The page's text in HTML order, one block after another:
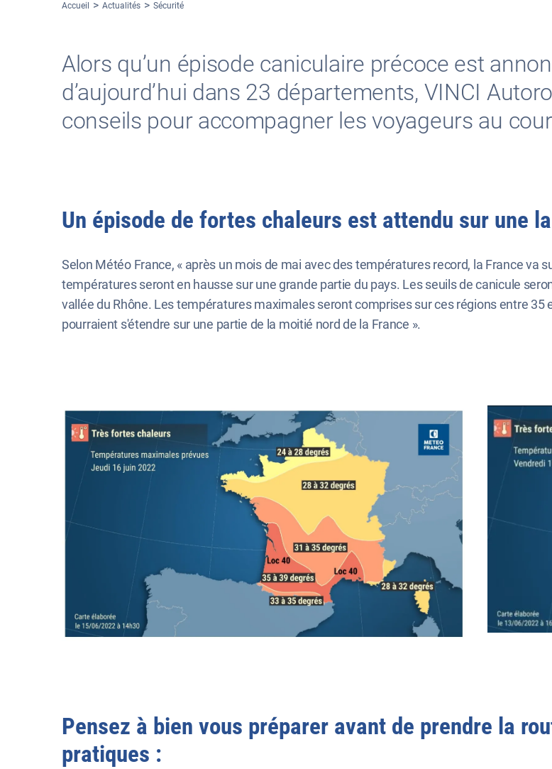
Accueil Actualités Sécurité
Alors qu’un épisode caniculaire précoce est
d’aujourd’hui dans 23 départements, VINCI
conseils pour accompagner les voyageurs au
Un épisode de fortes chaleurs est attendu sur une
Selon Météo France, « après un mois de mai avec des températures record, la France va
températures seront en hausse sur une grande partie du pays. Les seuils de canicule
vallée du Rhône. Les températures maximales seront comprises sur ces régions entre
pourraient s'étendre sur une partie de la moitié nord de la France ».
Pensez à bien vous préparer avant de prendre la
pratiques :